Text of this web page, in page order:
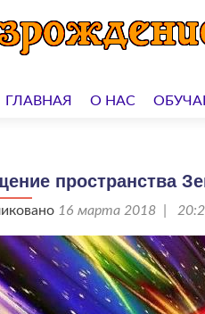
кГЛАВНАЯ О НАС
пространства
16 марта 2018 |